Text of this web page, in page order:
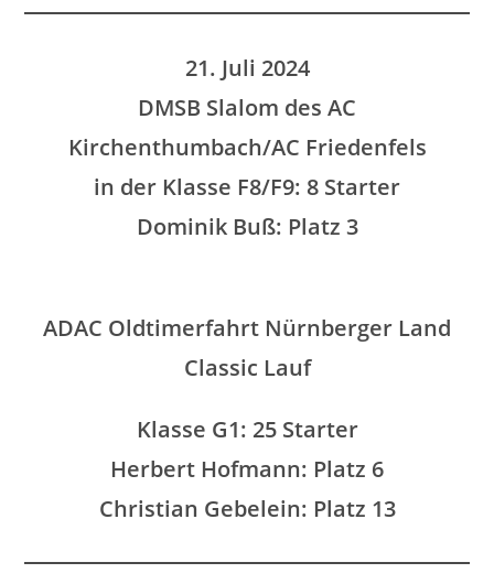
21. Juli 2024
DMSB Slalom des AC
Kirchenthumbach/AC Friedenfels
in der Klasse F8/F9: 8 Starter
Dominik Buß: Platz 3
ADAC Oldtimerfahrt Nürnberger Land
Classic Lauf
Klasse G1: 25 Starter
Herbert Hofmann: Platz 6
Christian Gebelein: Platz 13